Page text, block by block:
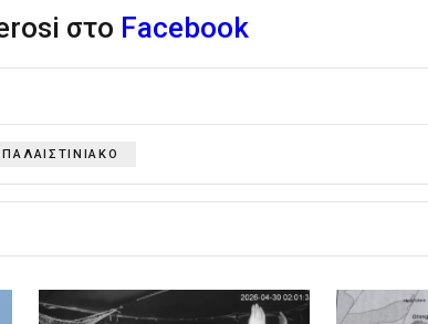
στο Facebook
ΠΑΛΑΙΣΤΙΝΙΑΚΟ